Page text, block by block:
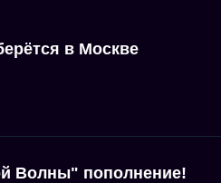
в Москве
Волны" пополнение!